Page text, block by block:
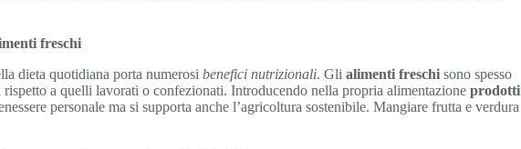
freschi
dieta quotidiana porta numerosi benefici nutrizionali. Gli alimenti freschi sono spesso
a quelli lavorati o confezionati. Introducendo nella propria alimentazione prodotti
personale ma si supporta anche l’agricoltura sostenibile. Mangiare frutta e verdura